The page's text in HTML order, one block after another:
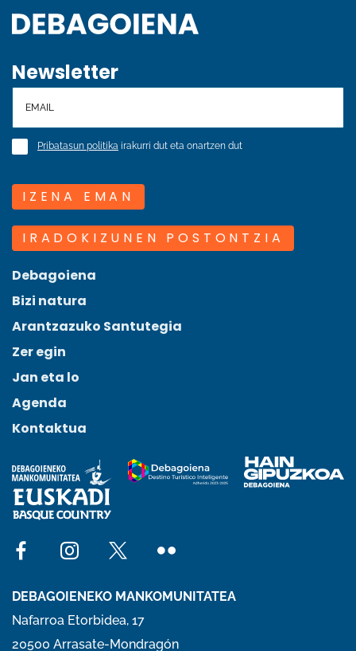
Newsletter
Pribatasun politika irakurri dut eta onartzen dut
IZENA EMAN
IRADOKIZUNEN POSTONTZIA
Debagoiena
Bizi natura
Arantzazuko Santutegia
Zer egin
Jan eta lo
Agenda
Kontaktua
Social network facebook
Social network instagram
Social network x
Social network flickr
DEBAGOIENEKO MANKOMUNITATEA
Nafarroa Etorbidea, 17
20500 Arrasate-Mondragón